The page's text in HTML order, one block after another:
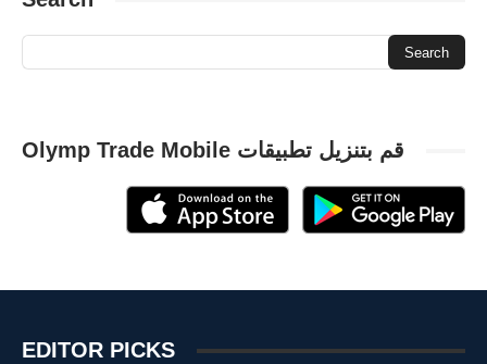
قم بتنزيل تطبيقات Olymp Trade Mobile
EDITOR PICKS